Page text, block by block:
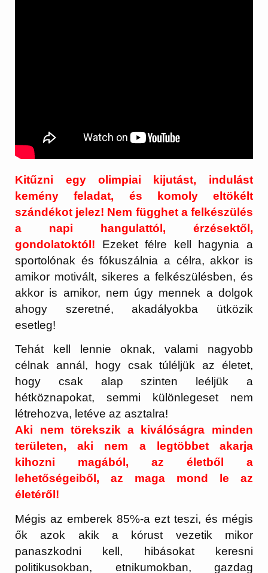
Kitűzni egy olimpiai kijutást, indulást
kemény feladat, és komoly eltökélt
szándékot jelez! Nem függhet a felkészülés
a napi hangulattól, érzésektől,
gondolatoktól!
Ezeket félre kell hagynia a
sportolónak és fókuszálnia a célra, akkor is
amikor motivált, sikeres a felkészülésben, és
akkor is amikor, nem úgy mennek a dolgok
ahogy szeretné, akadályokba ütközik
esetleg!
Tehát kell lennie oknak, valami nagyobb
célnak annál, hogy csak túléljük az életet,
hogy csak alap szinten leéljük a
hétköznapokat, semmi különlegeset nem
létrehozva, letéve az asztalra!
Aki nem törekszik a kiválóságra minden
területen, aki nem a legtöbbet akarja
kihozni magából, az életből a
lehetőségeiből, az maga mond le az
életéről!
Mégis az emberek 85%-a ezt teszi, és mégis
ők azok akik a kórust vezetik mikor
panaszkodni kell, hibásokat keresni
politikusokban, etnikumokban, gazdag